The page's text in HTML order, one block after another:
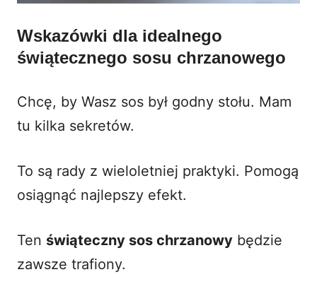
Wskazówki dla idealnego
świątecznego sosu chrzanowego
Chcę, by Wasz sos był godny stołu. Mam
tu kilka sekretów.
To są rady z wieloletniej praktyki. Pomogą
osiągnąć najlepszy efekt.
Ten świąteczny sos chrzanowy będzie
zawsze trafiony.